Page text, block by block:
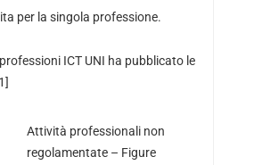
per la singola professione.
ICT UNI ha pubblicato le
Attività professionali non
regolamentate – Figure